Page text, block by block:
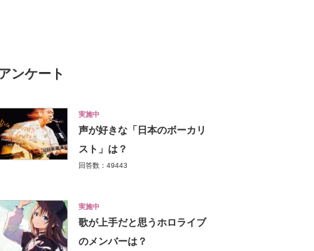
アンケート
実施中
声が好きな「日本のボーカリ
スト」は？
回答数：49443
実施中
歌が上手だと思うホロライブ
のメンバーは？